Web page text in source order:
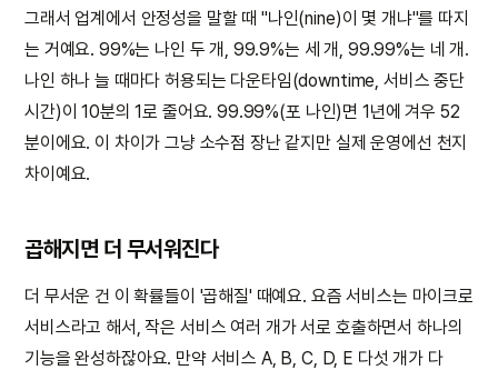
그래서 업계에서 안정성을 말할 때 "나인(nine)이 몇 개냐"를 따지
는 거예요. 99%는 나인 두 개, 99.9%는 세 개, 99.99%는 네 개.
나인 하나 늘 때마다 허용되는 다운타임(downtime, 서비스 중단
시간)이 10분의 1로 줄어요. 99.99%(포 나인)면 1년에 겨우 52
분이에요. 이 차이가 그냥 소수점 장난 같지만 실제 운영에선 천지
차이예요.
곱해지면 더 무서워진다
더 무서운 건 이 확률들이 '곱해질' 때예요. 요즘 서비스는 마이크로
서비스라고 해서, 작은 서비스 여러 개가 서로 호출하면서 하나의
기능을 완성하잖아요. 만약 서비스 A, B, C, D, E 다섯 개가 다